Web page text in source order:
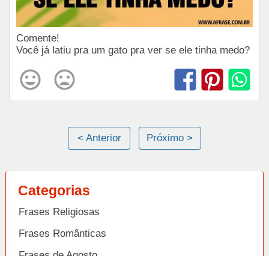
Comente!
Você já latiu pra um gato pra ver se ele tinha medo?
< Anterior Próximo >
Categorias
Frases Religiosas
Frases Românticas